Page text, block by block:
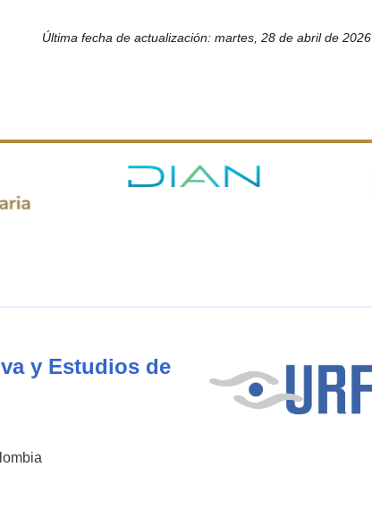
Última fecha de actualización: martes, 28 de abril de 2026
y Estudios de